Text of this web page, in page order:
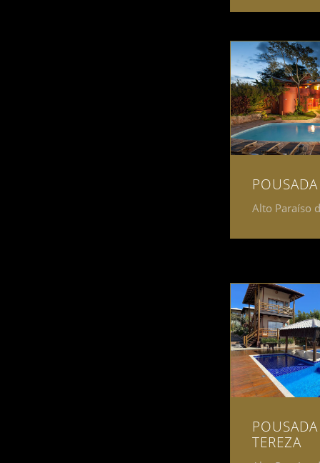
Alto Paraíso
TEREZA